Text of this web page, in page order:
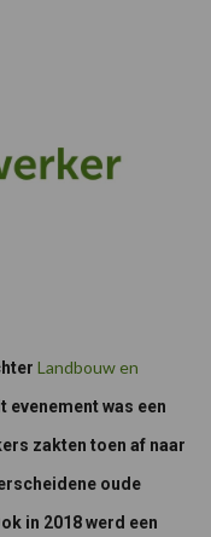
Landbouw en
evenement was een
zakten toen af naar
oude
in 2018 werd een